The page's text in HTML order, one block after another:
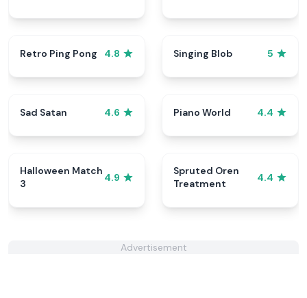
Retro Ping Pong 4.8 Singing Blob 5
Sad Satan 4.6 Piano World 4.4
Halloween Match
3
4.9
Spruted Oren
Treatment
4.4
Advertisement